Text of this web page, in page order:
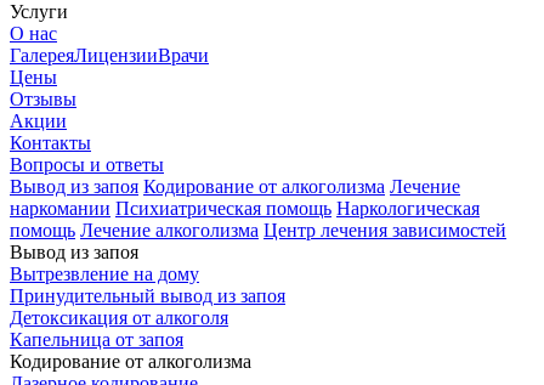
Услуги
О нас
ГалереяЛицензииВрачи
Цены
Отзывы
Акции
Контакты
Вопросы и ответы
Вывод из запоя Кодирование от алкоголизма Лечение
наркомании Психиатрическая помощь Наркологическая
помощь Лечение алкоголизма Центр лечения зависимостей
Вывод из запоя
Вытрезвление на дому
Принудительный вывод из запоя
Детоксикация от алкоголя
Капельница от запоя
Кодирование от алкоголизма